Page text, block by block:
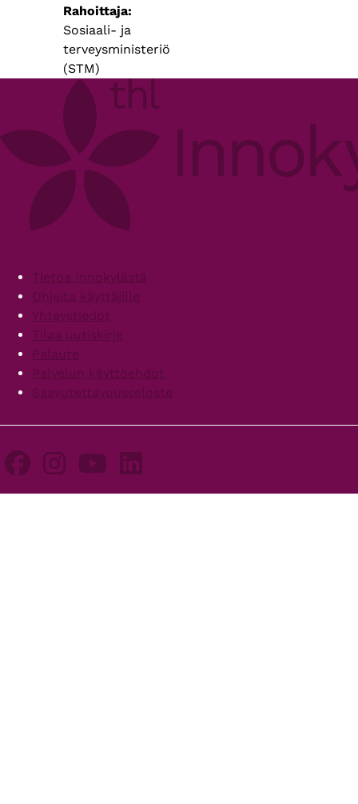
Rahoittaja
Sosiaali- ja
terveysministeriö
(STM)
FooterTietoa Innokylästä
Ohjeita käyttäjille
Yhteystiedot
Tilaa uutiskirje
Palaute
Palvelun käyttöehdot
Saavutettavuusseloste